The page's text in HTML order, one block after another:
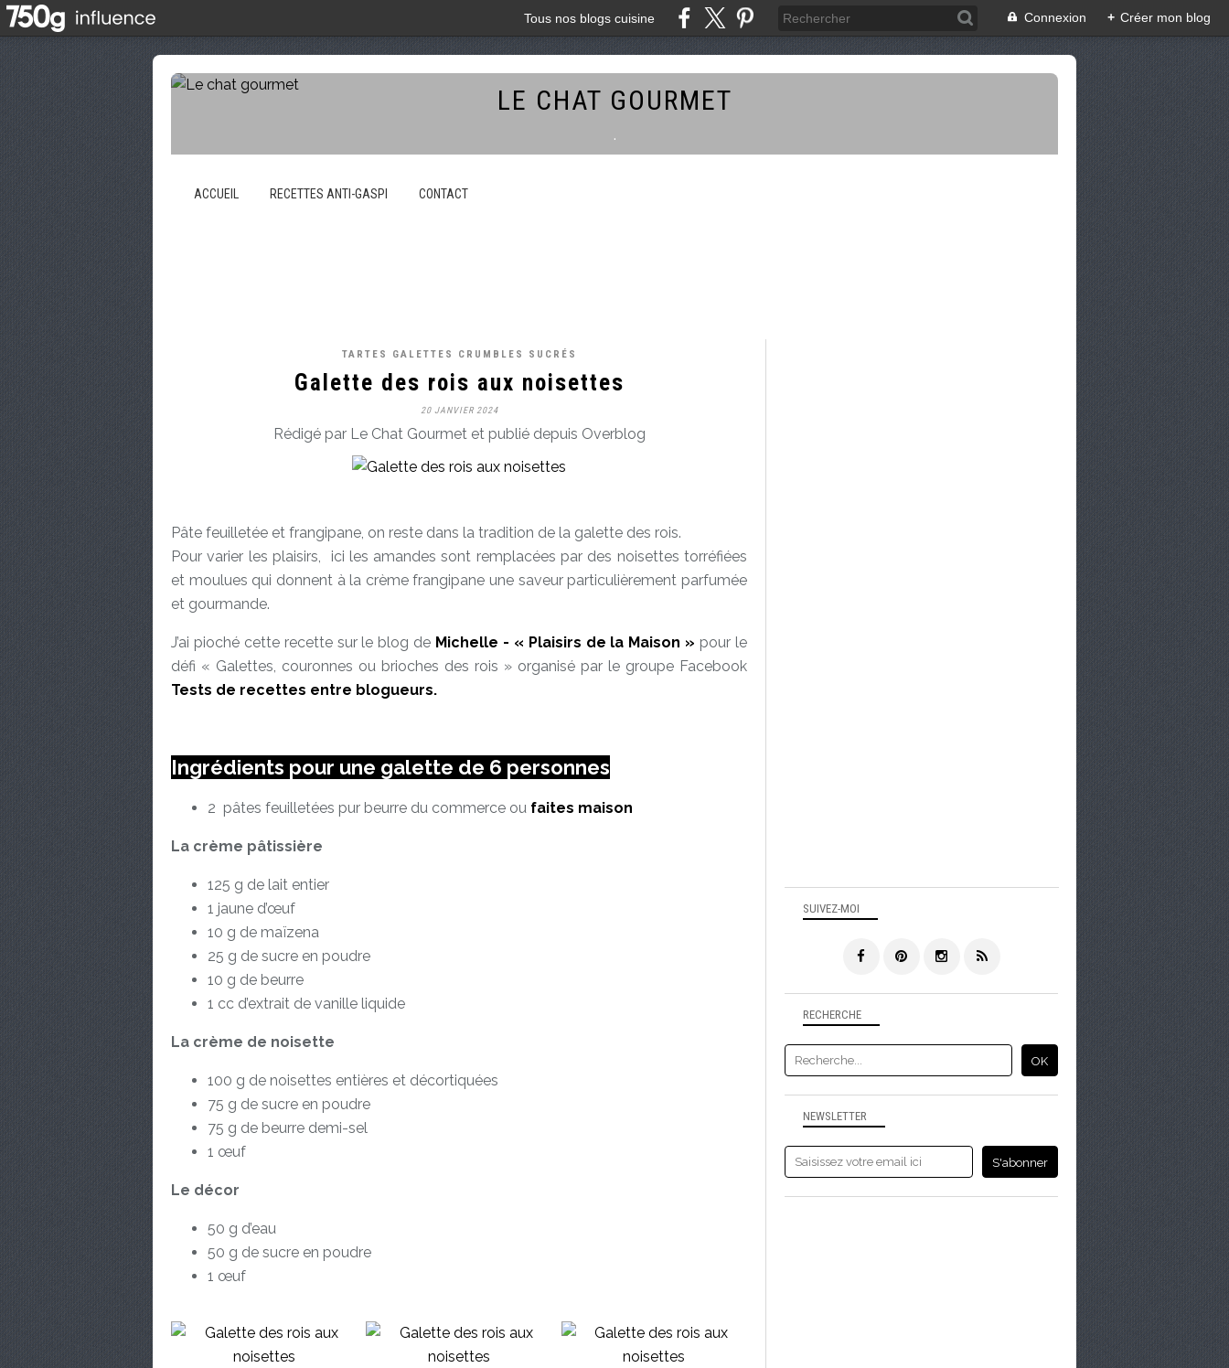
Tous nos blogs cuisine Connexion + Créer mon blog
LE CHAT GOURMET
.
ACCUEIL RECETTES ANTI-GASPI CONTACT
TARTES GALETTES CRUMBLES SUCRÉS
Galette des rois aux noisettes
20 JANVIER 2024
Rédigé par Le Chat Gourmet et publié depuis Overblog
Pâte feuilletée et frangipane, on reste dans la tradition de la galette des rois.
Pour varier les plaisirs, ici les amandes sont remplacées par des noisettes torréfiées
et moulues qui donnent à la crème frangipane une saveur particulièrement parfumée
et gourmande.
J’ai pioché cette recette sur le blog de Michelle - « Plaisirs de la Maison » pour le
défi « Galettes, couronnes ou brioches des rois » organisé par le groupe Facebook
Tests de recettes entre blogueurs.
Ingrédients pour une galette de 6 personnes
2 pâtes feuilletées pur beurre du commerce ou faites maison
La crème pâtissière
125 g de lait entier
1 jaune d’œuf
10 g de maïzena
25 g de sucre en poudre
10 g de beurre
1 cc d’extrait de vanille liquide
La crème de noisette
100 g de noisettes entières et décortiquées
75 g de sucre en poudre
75 g de beurre demi-sel
1 œuf
Le décor
50 g d’eau
50 g de sucre en poudre
1 œuf
NEWSLETTER
SUIVEZ-MOI
RECHERCHE